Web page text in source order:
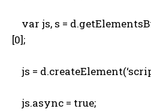
var js, s =
[0];
js =
js.async = true;